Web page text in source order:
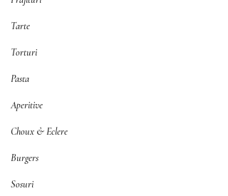
Tarte
Torturi
Pasta
Aperitive
Choux & Eclere
Burgers
Sosuri